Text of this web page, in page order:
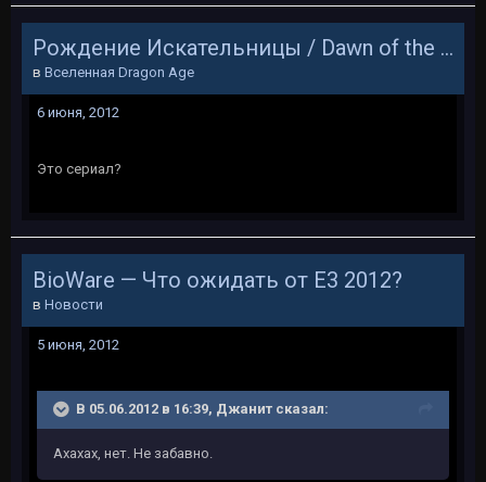
Рождение Искательницы / Dawn of the Seeker
в Вселенная Dragon Age
6 июня, 2012
Это сериал?
BioWare — Что ожидать от Е3 2012?
в Новости
5 июня, 2012
В 05.06.2012 в 16:39, Джанит сказал:
Ахахах, нет. Не забавно.